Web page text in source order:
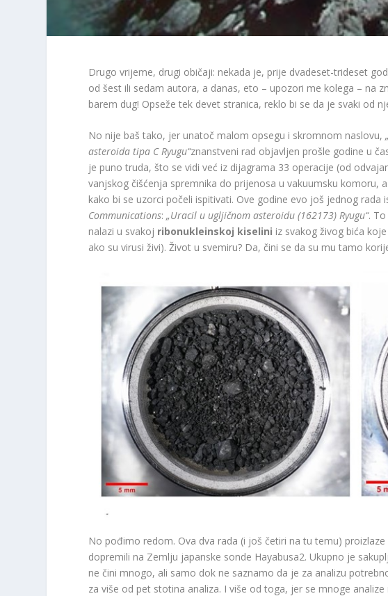
Drugo vrijeme, drugi običaji: nekada je, prije dvadeset-trideset
od šest ili sedam autora, a danas, eto – upozori me kolega – na
barem dug! Opseže tek devet stranica, reklo bi se da je svaki od
No nije baš tako, jer unatoč malom opsegu i skromnom naslovu,
asteroida tipa C Ryugu“znanstveni rad objavljen prošle godine u
je puno truda, što se vidi već iz dijagrama 33 operacije (od
vanjskog čišćenja spremnika do prijenosa u vakuumsku komoru,
kako bi se uzorci počeli ispitivati. Ove godine evo još jednog
Communications:„Uracil u ugljičnom asteroidu (162173) Ryugu“.
nalazi u svakoj ribonukleinskoj kiselini iz svakog živog bića
ako su virusi živi). Život u svemiru? Da, čini se da su mu tamo
No pođimo redom. Ova dva rada (i još četiri na tu temu)
dopremili na Zemlju japanske sonde Hayabusa2. Ukupno je
ne čini mnogo, ali samo dok ne saznamo da je za analizu
za više od pet stotina analiza. I više od toga, jer se mnoge